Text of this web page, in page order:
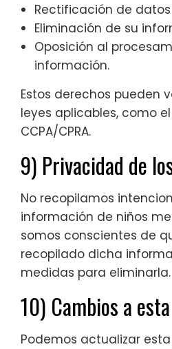
Rectificación de
Eliminación de su
Oposición al
información.
Estos derechos pueden
leyes aplicables, como el
CCPA/CPRA.
9) Privacidad de
No recopilamos
información de niños
somos conscientes de
recopilado dicha
medidas para eliminarla.
10) Cambios a
Podemos actualizar